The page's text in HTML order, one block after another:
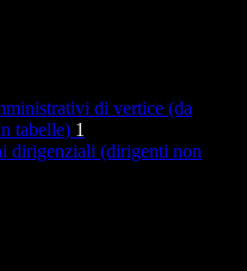
di vertice (da
tabelle) 1
dirigenziali (dirigenti non